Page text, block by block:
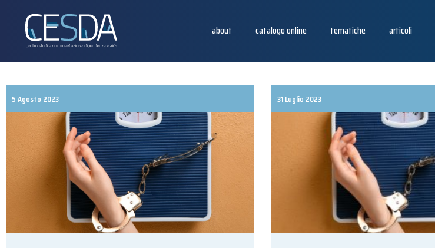
about catalogo online tematiche articoli
5 Agosto 2023 31 Luglio 2023